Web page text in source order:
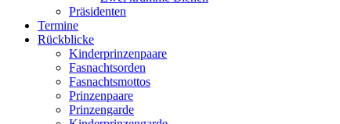
Präsidenten
Termine
Rückblicke
Kinderprinzenpaare
Fasnachtsorden
Fasnachtsmottos
Prinzenpaare
Prinzengarde